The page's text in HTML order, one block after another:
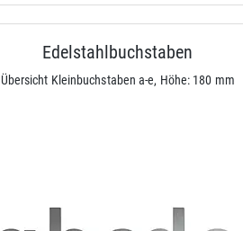
Edelstahlbuchstaben
Übersicht Kleinbuchstaben a-e, Höhe: 180 mm